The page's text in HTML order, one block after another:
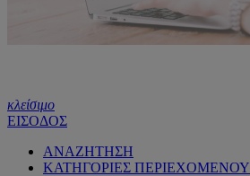
κλείσιμο
ΕΙΣΟΔΟΣ
ΑΝΑΖΗΤΗΣΗ
ΚΑΤΗΓΟΡΙΕΣ ΠΕΡΙΕΧΟΜΕΝΟΥ